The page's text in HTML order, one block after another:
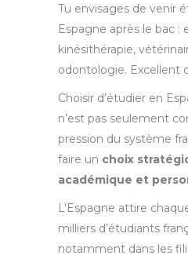
Tu envisages de venir
Espagne après le bac :
kinésithérapie,
odontologie. Excellent
Choisir d’étudier en
n’est pas seulement
pression du système
faire un choix
académique et
L’Espagne attire
milliers d’étudiants
notamment dans les